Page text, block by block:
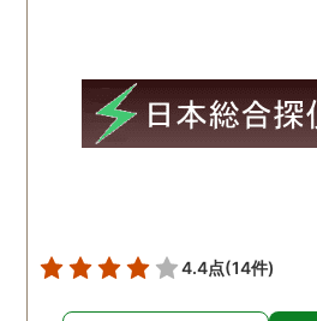
ているだけあって、良心的
な金額で調査をしてもらえ
たため感謝しています。
4.4点(14件)